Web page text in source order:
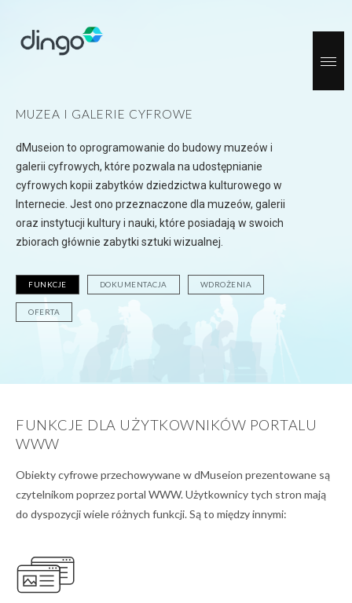
MUZEA I GALERIE CYFROWE
dMuseion to oprogramowanie do budowy muzeów i
galerii cyfrowych, które pozwala na udostępnianie
cyfrowych kopii zabytków dziedzictwa kulturowego w
Internecie. Jest ono przeznaczone dla muzeów, galerii
oraz instytucji kultury i nauki, które posiadają w swoich
zbiorach głównie zabytki sztuki wizualnej.
FUNKCJE DOKUMENTACJA WDROŻENIA
OFERTA
FUNKCJE DLA UŻYTKOWNIKÓW PORTALU
WWW
Obiekty cyfrowe przechowywane w dMuseion prezentowane są
czytelnikom poprzez portal WWW. Użytkownicy tych stron mają
do dyspozycji wiele różnych funkcji. Są to między innymi: